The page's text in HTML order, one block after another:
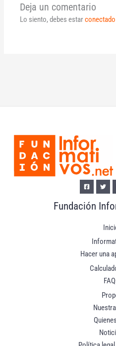
Deja un comentario
Lo siento, debes estarconectado
Fundación
Hacer una